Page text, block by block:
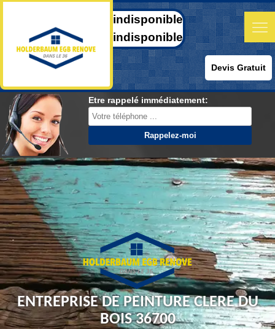
indisponible
indisponible
Devis Gratuit
Etre rappelé immédiatement:
ENTREPRISE DE PEINTURE CLERE DU
BOIS 36700